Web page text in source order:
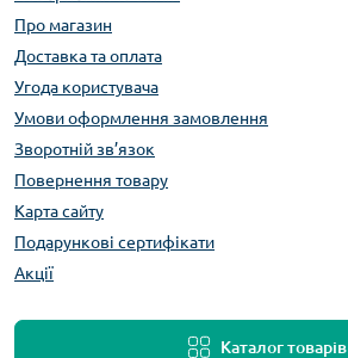
Про магазин
Доставка та оплата
Угода користувача
Умови оформлення замовлення
Зворотній зв’язок
Повернення товару
Карта сайту
Подарункові сертифікати
Акції
Каталог товарів